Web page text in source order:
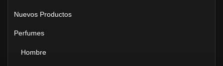
Nuevos Productos
Perfumes
Hombre